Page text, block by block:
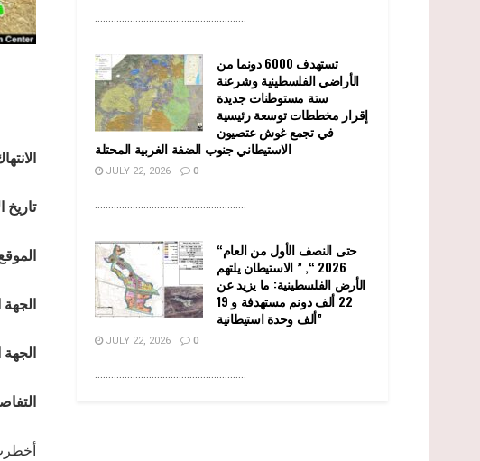
تاريخ
الجهة
........................................................
تستهدف 6000 دونما من
الأراضي الفلسطينية وشرعنة
ستة مستوطنات جديدة
إقرار مخططات توسعة رئيسية
في تجمع غوش عتصيون
الاستيطاني جنوب الضفة الغربية المحتلة
JULY 22, 2026 0
........................................................
“حتى النصف الأول من العام
2026 “, ” الاستيطان يلتهم
الأرض الفلسطينية: ما يزيد عن
22 ألف دونم مستهدفة و 19
ألف وحدة استيطانية”
JULY 22, 2026 0
........................................................